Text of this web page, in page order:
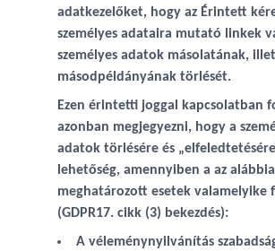
adatkezelőket, hogy az Érintett
személyes adataira mutató linkek
személyes adatok másolatának,
másodpéldányának törlését.
Ezen érintetti joggal kapcsolatban
azonban megjegyezni, hogy a
adatok törlésére és
lehetőség, amennyiben a az
meghatározott esetek valamelyike
(GDPR17. cikk (3) bekezdés):
A véleménynyilvánítás